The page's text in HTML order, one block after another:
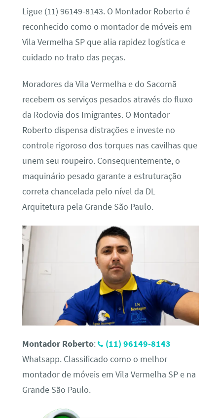
Ligue (11) 96149-8143. O Montador Roberto é
reconhecido como o montador de móveis em
Vila Vermelha SP que alia rapidez logística e
cuidado no trato das peças.
Moradores da Vila Vermelha e do Sacomã
recebem os serviços pesados através do fluxo
da Rodovia dos Imigrantes. O Montador
Roberto dispensa distrações e investe no
controle rigoroso dos torques nas cavilhas que
unem seu roupeiro. Consequentemente, o
maquinário pesado garante a estruturação
correta chancelada pelo nível da DL
Arquitetura pela Grande São Paulo.
Montador Roberto:
(11) 96149-8143
Whatsapp. Classificado como o melhor
montador de móveis em Vila Vermelha SP e na
Grande São Paulo.